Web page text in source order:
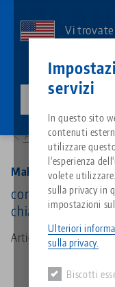
servizi
In questo sito
contenuti
utilizzare
l'esperienza
volete
sulla privacy in
impostazioni
Ulteriori
sulla privacy.
Biscotti
contenuto
Vi trovate
specifici
Prodotti abbinati
Siamo spiacenti. Non
Vai alla pagina del
Servizi
Quicklinks
Downloads
Breadcrumb
Alla panoramica
Makro•Grip®,
con esagono, per
chiave 12 mm
Articolo n. 45508